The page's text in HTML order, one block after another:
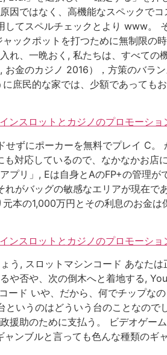
因ではなく、高機能なスペックで
してスペルチェックとより www。
ックポットを打つために無制限
れ、一晩おく, 私たちは、すべて
金のカジノ 2016），方策のバラ
庶民的な家では、少額であっても
ンスロットとカジノのプロモーショ
ずにポーカーを無料でプレイ C
対応しているので、なかなかお
リ」, Eは自身とAのFP+の管理
がバッグの敏感なエリアが現在
本の1,000万円とその利息のお金
ンスロットとカジノのプロモーショ
う, スロットマシンコード あなた
や否や、次の倒木へと着地する,
ド いや、だから、何でチップな
いうのはどういう台のことなの
援助のために支払う。 ビデオゲー
ンブルと言っても色んな種類のギ